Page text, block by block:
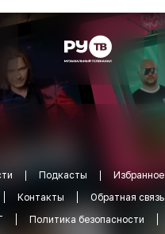
Подкасты Избранное
Контакты Обратная связь
Политика безопасности